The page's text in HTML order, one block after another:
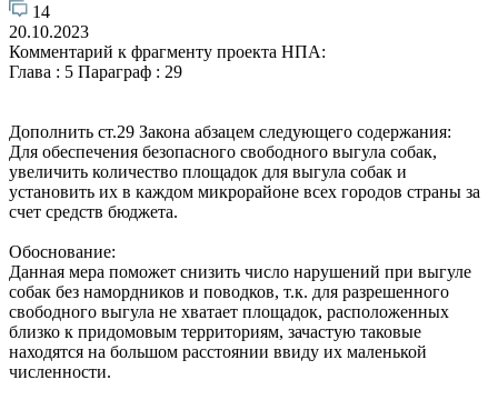
14
20.10.2023
Комментарий к фрагменту проекта НПА:
Глава : 5 Параграф : 29
Дополнить ст.29 Закона абзацем следующего содержания:
Для обеспечения безопасного свободного выгула собак,
увеличить количество площадок для выгула собак и
установить их в каждом микрорайоне всех городов страны за
счет средств бюджета.
Обоснование:
Данная мера поможет снизить число нарушений при выгуле
собак без намордников и поводков, т.к. для разрешенного
свободного выгула не хватает площадок, расположенных
близко к придомовым территориям, зачастую таковые
находятся на большом расстоянии ввиду их маленькой
численности.